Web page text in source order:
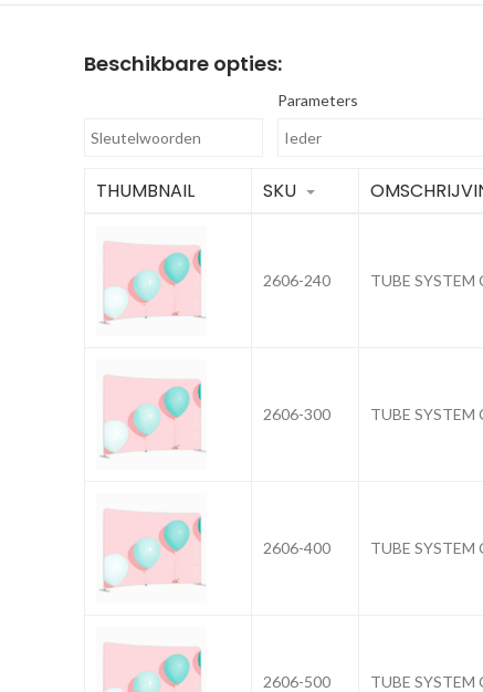
Beschikbare opties:
Parameters
THUMBNAIL SKU
2606-240 TUBE
2606-300 TUBE
2606-400 TUBE
2606-500 TUBE